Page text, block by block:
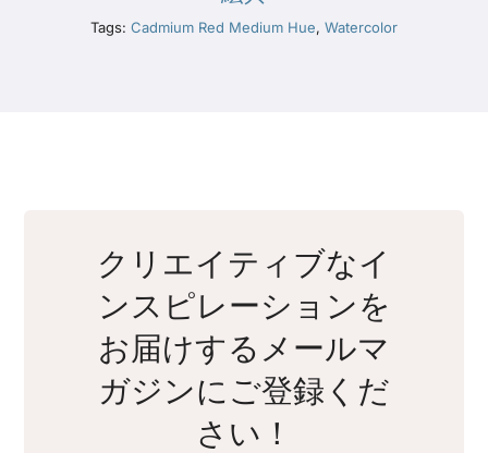
Tags: Cadmium Red Medium Hue, Watercolor
クリエイティブなイ
ンスピレーションを
お届けするメールマ
ガジンにご登録くだ
さい！